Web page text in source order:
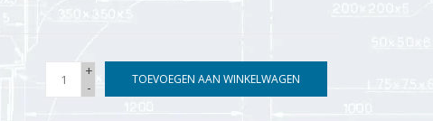
+
-
TOEVOEGEN AAN WINKELWAGEN